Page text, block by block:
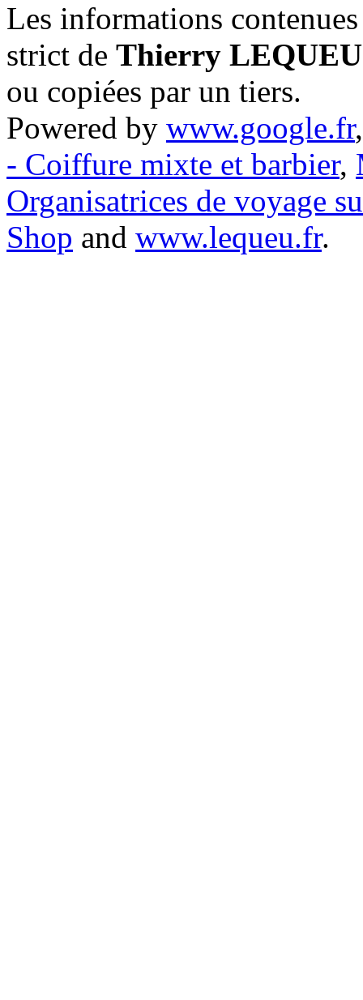
Les informations
strict de Thierry LEQUEU
ou copiées par un tiers.
Powered by www.google.fr
- Coiffure mixte et barbier,
Organisatrices de voyage
Shop and www.lequeu.fr.